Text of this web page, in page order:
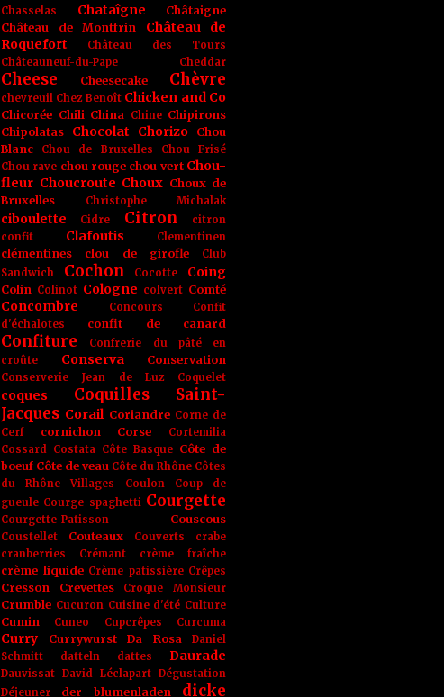
Chasselas
Chataîgne
Châtaigne
Château de Montfrin
Château de
Roquefort
Château des Tours
Châteauneuf-du-Pape
Cheddar
Cheese Cheesecake Chèvre
chevreuil Chez Benoît Chicken and Co
Chicorée Chili China Chine Chipirons
Chipolatas
Chocolat Chorizo
Chou
Blanc
Chou de Bruxelles
Chou Frisé
Chou rave chou rouge chou vert Chou-
fleur Choucroute Choux Choux de
Bruxelles
Christophe Michalak
ciboulette Cidre Citron
citron
confit
Clafoutis Clementinen
clémentines clou de girofle
Club
Sandwich
Cochon Cocotte Coing
Colin Colinot Cologne colvert Comté
Concombre Concours
Confit
d'échalotes
confit de canard
Confiture
Confrerie du pâté en
croûte
Conserva Conservation
Conserverie Jean de Luz Coquelet
coques
Coquilles Saint-
Jacques Corail Coriandre Corne de
Cerf
cornichon Corse
Cortemilia
Cossard Costata Côte Basque Côte de
boeuf Côte de veau Côte du Rhône Côtes
du Rhône Villages
Coulon
Coup de
gueule Courge spaghetti Courgette
Courgette-Patisson Couscous
Coustellet Couteaux Couverts
crabe
cranberries
Crémant crème fraîche
crème liquide Crème patissière Crêpes
Cresson Crevettes Croque Monsieur
Crumble Cucuron Cuisine d'été Culture
Cumin Cuneo Cupcrêpes Curcuma
Curry Currywurst Da Rosa
Daniel
Schmitt
datteln dattes Daurade
Dauvissat David Léclapart Dégustation
Déjeuner
der blumenladen dicke